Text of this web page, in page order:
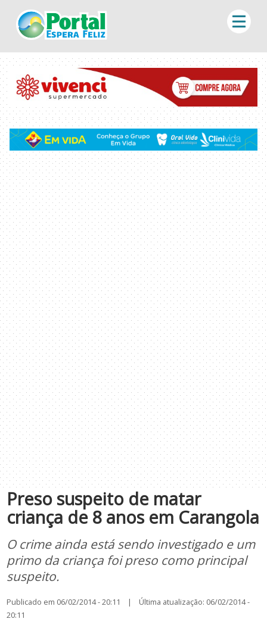
Preso suspeito de matar
criança de 8 anos em Carangola
O crime ainda está sendo investigado e um
primo da criança foi preso como principal
suspeito.
Publicado em 06/02/2014 - 20:11 | Última atualização: 06/02/2014 -
20:11